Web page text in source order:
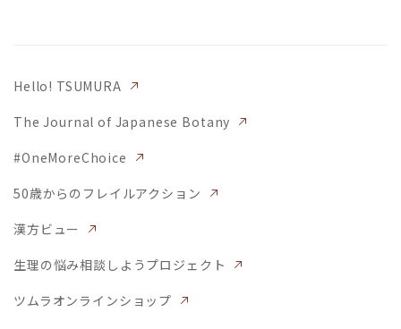
Hello! TSUMURA
The Journal of Japanese Botany
#OneMoreChoice
50歳からのフレイルアクション
漢方ビュー
生理の悩み相談しようプロジェクト
ツムラオンラインショップ